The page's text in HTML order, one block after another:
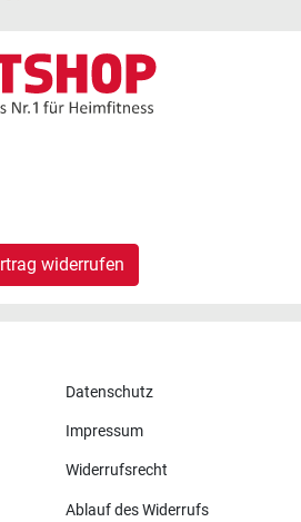
widerrufen
Datenschutz
Impressum
Widerrufsrecht
Ablauf des Widerrufs